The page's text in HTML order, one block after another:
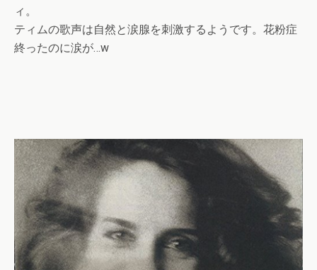
ィ。
ティムの歌声は自然と涙腺を刺激するようです。花粉症
終ったのに涙が…w